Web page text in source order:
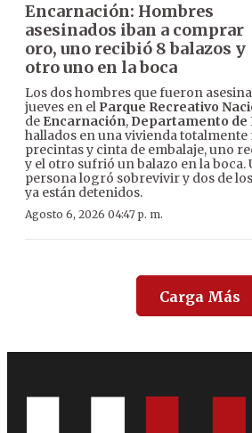
Encarnación: Hombres
asesinados iban a comprar
oro, uno recibió 8 balazos y
otro uno en la boca
Los dos hombres que fueron
jueves en el Parque Recreativo
de Encarnación, Departamento de
hallados en una vivienda
precintas y cinta de embalaje, uno
y el otro sufrió un balazo en la boca.
persona logró sobrevivir y dos de
ya están detenidos.
Agosto 6, 2026 04:47 p. m.
Carga Más